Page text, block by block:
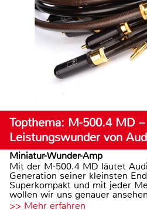
Topthema: M-500.4 MD
Leistungswunder von
Miniatur-Wunder-Amp
Mit der M-500.4 MD läutet
Generation seiner kleinsten
Superkompakt und mit jeder
wollen wir uns genauer
>> Mehr erfahren